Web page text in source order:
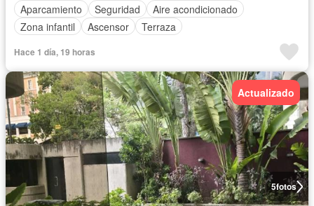
Aparcamiento
Seguridad
Aire acondicionado
Zona infantil
Ascensor Terraza
Hace 1 día, 19 horas
5fotos
Actualizado